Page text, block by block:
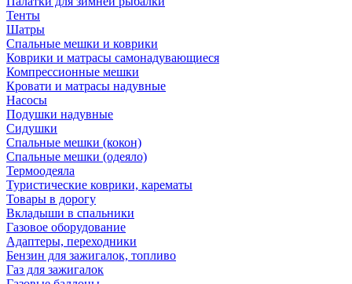
Тенты
Шатры
Спальные мешки и коврики
Коврики и матрасы самонадувающиеся
Компрессионные мешки
Кровати и матрасы надувные
Насосы
Подушки надувные
Сидушки
Спальные мешки (кокон)
Спальные мешки (одеяло)
Термоодеяла
Туристические коврики, карематы
Товары в дорогу
Вкладыши в спальники
Газовое оборудование
Адаптеры, переходники
Бензин для зажигалок, топливо
Газ для зажигалок